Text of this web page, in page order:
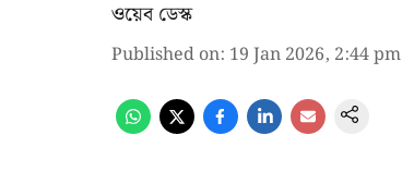
ওয়েব ডেস্ক
Published on: 19 Jan 2026, 2:44 pm